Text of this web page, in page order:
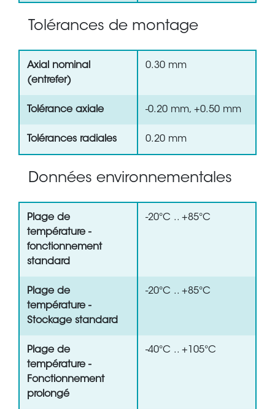
Tolérances de montage
Axial nominal
(entrefer)
0.30 mm
Tolérance axiale -0.20 mm, +0.50 mm
Tolérances radiales 0.20 mm
Données environnementales
Plage de
température -
fonctionnement
standard
-20°C .. +85°C
Plage de
température -
Stockage standard
-20°C .. +85°C
Plage de
température -
Fonctionnement
prolongé
-40°C .. +105°C